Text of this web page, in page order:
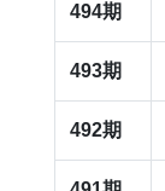
494期
493期
492期